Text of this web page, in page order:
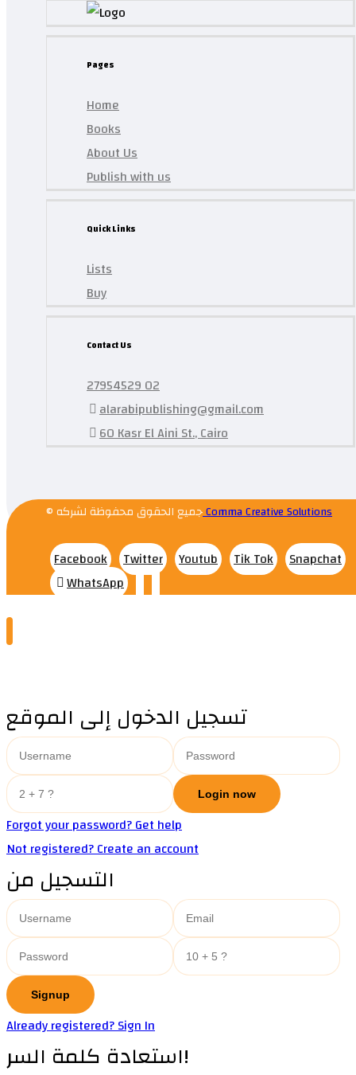
Pages
Home
Books
About Us
Publish with us
Quick Links
Lists
Buy
Contact Us
27954529 02
alarabipublishing@gmail.com
60 Kasr El Aini St., Cairo
© جميع الحقوق محفوظة لشركهComma Creative Solutions
Facebook Twitter Youtub Tik Tok
Snapchat
WhatsApp
تسجيل الدخول إلى الموقع
Forgot your password? Get help
Not registered? Create an account
التسجيل من
Already registered? Sign In
استعادة كلمة السر!